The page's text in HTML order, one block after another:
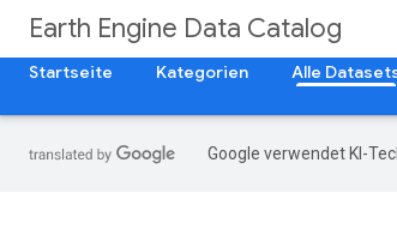
Earth Engine Data Catalog
Startseite
Kategorien Alle
Google verwendet KI-